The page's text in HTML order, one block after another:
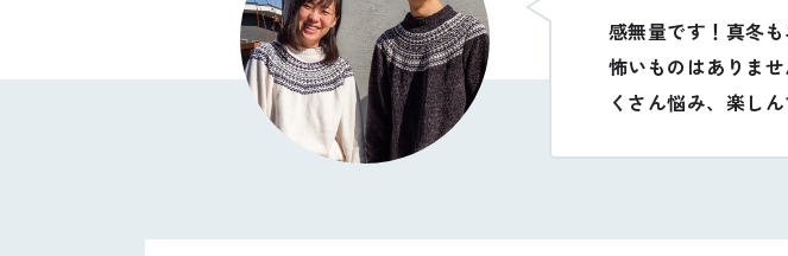
感無量です！真冬
怖いものはありま
くさん悩み、楽し